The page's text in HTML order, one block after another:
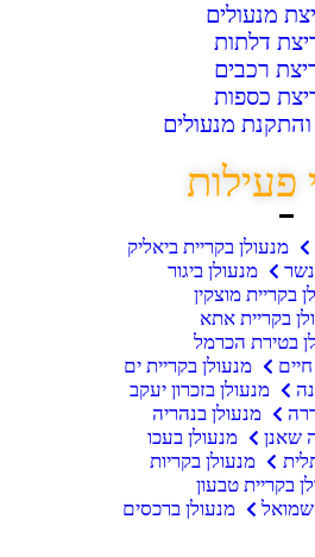
מנעולים
דלתות
רכבים
כספות
מנעולים
פעילות
מנעולן בקריית ביאליק
מנעולן ביגור
בקריית מוצקין
בקריית אתא
בטירת הכרמל
מנעולן בקריית ים
מנעולן בזכרון יעקב
מנעולן בנהריה
שאנן
מנעולן בעכו
מנעולן בקריות
בקריית טבעון
שמואל
מנעולן ברכסים